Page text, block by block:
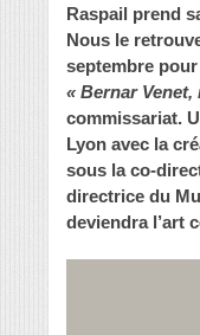
Raspail prend
Nous le
septembre
« Bernar
commissariat.
Lyon avec la
sous la co-
directrice du
deviendra l’art